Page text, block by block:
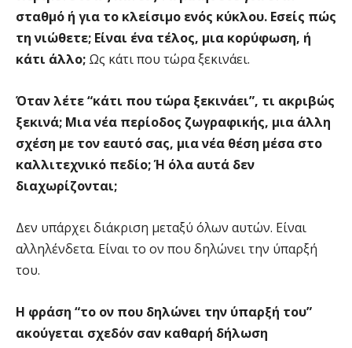
σταθμό ή για το κλείσιμο ενός κύκλου. Εσείς πώς
τη νιώθετε; Είναι ένα τέλος, μια κορύφωση, ή
κάτι άλλο; Ως κάτι που τώρα ξεκινάει.
Όταν λέτε “κάτι που τώρα ξεκινάει”, τι ακριβώς
ξεκινά; Μια νέα περίοδος ζωγραφικής, μια άλλη
σχέση με τον εαυτό σας, μια νέα θέση μέσα στο
καλλιτεχνικό πεδίο; Ή όλα αυτά δεν
διαχωρίζονται;
Δεν υπάρχει διάκριση μεταξύ όλων αυτών. Είναι
αλληλένδετα. Είναι το ον που δηλώνει την ύπαρξή
του.
Η φράση “το ον που δηλώνει την ύπαρξή του”
ακούγεται σχεδόν σαν καθαρή δήλωση